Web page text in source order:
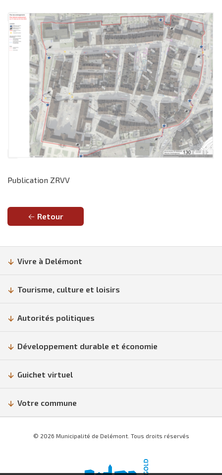
Publication ZRVV
Retour
Vivre à Delémont
Tourisme, culture et loisirs
Autorités politiques
Développement durable et économie
Guichet virtuel
Votre commune
© 2026 Municipalité de Delémont. Tous droits réservés